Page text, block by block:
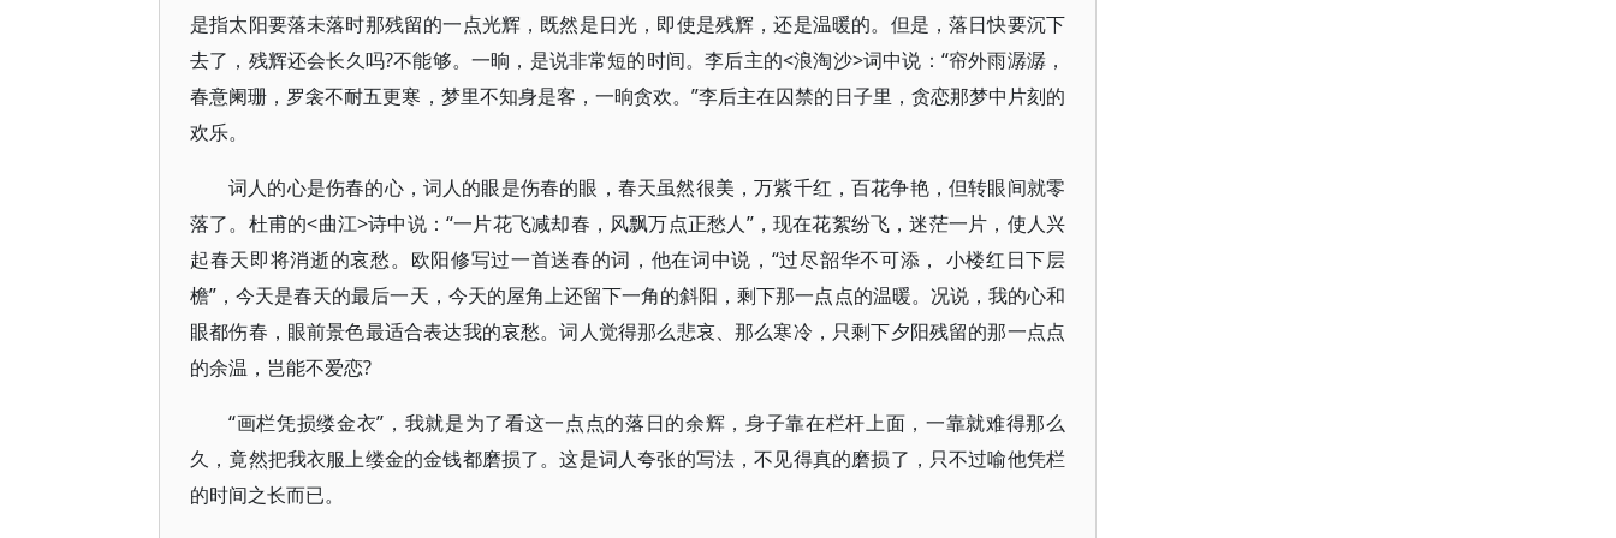
是指太阳要落未落时那残留的一点光辉，既然是日光，即使是残辉，还是温暖的。但是，落日快要沉下
去了，残辉还会长久吗?不能够。一晌，是说非常短的时间。李后主的<浪淘沙>词中说：“帘外雨潺潺，
春意阑珊，罗衾不耐五更寒，梦里不知身是客，一晌贪欢。”李后主在囚禁的日子里，贪恋那梦中片刻的
欢乐。
词人的心是伤春的心，词人的眼是伤春的眼，春天虽然很美，万紫千红，百花争艳，但转眼间就零
落了。杜甫的<曲江>诗中说：“一片花飞减却春，风飘万点正愁人”，现在花絮纷飞，迷茫一片，使人兴
起春天即将消逝的哀愁。欧阳修写过一首送春的词，他在词中说，“过尽韶华不可添， 小楼红日下层
檐”，今天是春天的最后一天，今天的屋角上还留下一角的斜阳，剩下那一点点的温暖。况说，我的心和
眼都伤春，眼前景色最适合表达我的哀愁。词人觉得那么悲哀、那么寒冷，只剩下夕阳残留的那一点点
的余温，岂能不爱恋?
“画栏凭损缕金衣”，我就是为了看这一点点的落日的余辉，身子靠在栏杆上面，一靠就难得那么
久，竟然把我衣服上缕金的金钱都磨损了。这是词人夸张的写法，不见得真的磨损了，只不过喻他凭栏
的时间之长而已。